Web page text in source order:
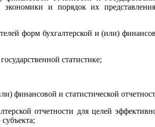
экономики и порядок их
форм бухгалтерской и (или)
статистике;
финансовой и статистической
отчетности для целей